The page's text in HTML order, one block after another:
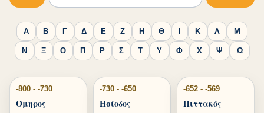
Α Β Γ Δ Ε Ζ Η Θ Κ Λ Μ
Ν Ξ Ο Π Ρ Σ Τ Υ Φ Χ Ψ Ω
-800 - -730
Όμηρος
-730 - -650
Ησίοδος
-652 - -569
Πιττακός